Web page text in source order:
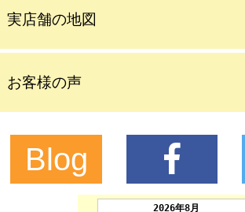
実店舗の地図
お客様の声
Blog